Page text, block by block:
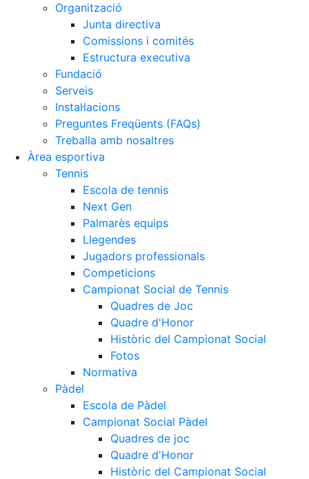
Organització
Junta directiva
Comissions i comités
Estructura executiva
Fundació
Serveis
Instal·lacions
Preguntes Freqüents (FAQs)
Treballa amb nosaltres
Àrea esportiva
Tennis
Escola de tennis
Next Gen
Palmarès equips
Llegendes
Jugadors professionals
Competicions
Campionat Social de Tennis
Quadres de Joc
Quadre d'Honor
Històric del Campionat Social
Fotos
Normativa
Pàdel
Escola de Pàdel
Campionat Social Pàdel
Quadres de joc
Quadre d'Honor
Històric del Campionat Social